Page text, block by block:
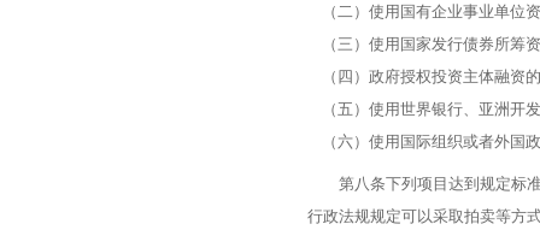
（二）使用国有企业事业单位
（三）使用国家发行债券所筹
（四）政府授权投资主体融资
（五）使用世界银行、亚洲开
（六）使用国际组织或者外国
第八条下列项目达到规定标准
行政法规规定可以采取拍卖等方